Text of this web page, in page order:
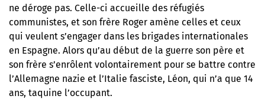
ne déroge pas. Celle-ci accueille des réfugiés
communistes, et son frère Roger amène celles et ceux
qui veulent s’engager dans les brigades internationales
en Espagne. Alors qu’au début de la guerre son père et
son frère s’enrôlent volontairement pour se battre contre
l’Allemagne nazie et l’Italie fasciste, Léon, qui n’a que 14
ans, taquine l’occupant.